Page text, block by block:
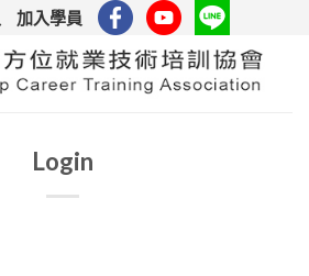
加入學員
Login